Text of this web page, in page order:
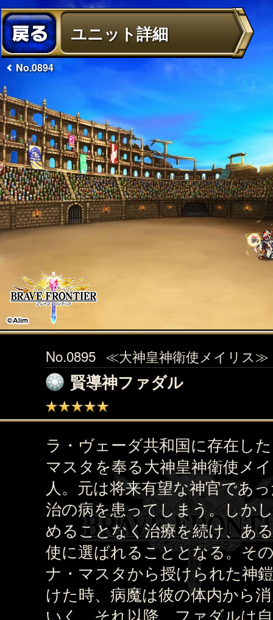
ユニット詳細
No.0894
No.0895 ≪大神皇神衛使メイリス≫
賢導神ファダル
ラ・ヴェーダ共和国に存在し
マスタを奉る大神皇神衛使メ
人。元は将来有望な神官であ
治の病を患ってしまう。しか
めることなく治療を続け、あ
使に選ばれることとなる。そ
ナ・マスタから授けられた神
けた時、病魔は彼の体内から
いく。それ以降、ファダルは